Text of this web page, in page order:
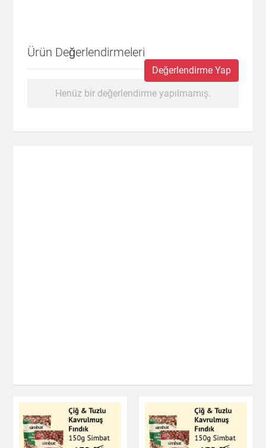
Ürün Değerlendirmeleri
Değerlendirme Yap
Henüz bir değerlendirme yapılmamış.